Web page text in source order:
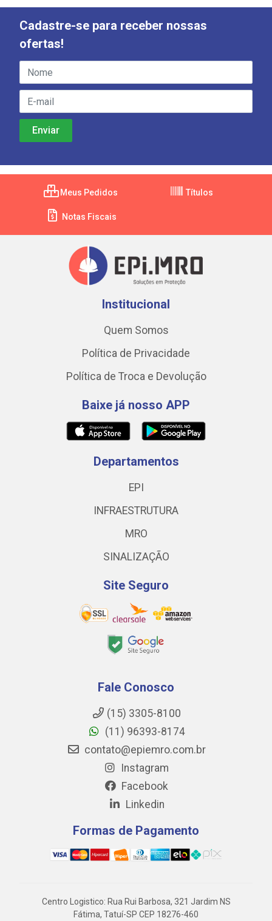
Cadastre-se para receber nossas
ofertas!
Meus Pedidos Títulos
Notas Fiscais
Institucional
Quem Somos
Política de Privacidade
Política de Troca e Devolução
Baixe já nosso APP
Departamentos
EPI
INFRAESTRUTURA
MRO
SINALIZAÇÃO
Site Seguro
Fale Conosco
(15) 3305-8100
(11) 96393-8174
contato@epiemro.com.br
Instagram
Facebook
Linkedin
Formas de Pagamento
Centro Logistico: Rua Rui Barbosa, 321 Jardim NS
Fátima, Tatuí-SP CEP 18276-460